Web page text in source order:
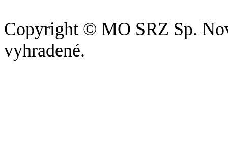
Copyright © MO SRZ Sp.
vyhradené.